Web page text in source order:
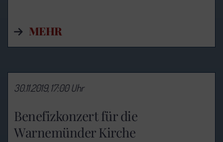
MEHR
Benefizkonzert für die
Warnemünder Kirche
30.11.2019, 17:00 Uhr